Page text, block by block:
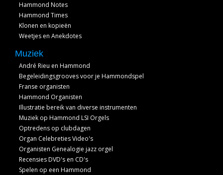
Hammond Notes
Hammond Times
Klonen en kopieën
Weetjes en Anekdotes
Muziek
André Rieu en Hammond
Begeleidingsgrooves voor je Hammondspel
Franse organisten
Hammond Organisten
Illustratie bereik van diverse instrumenten
Muziek op Hammond LSI Orgels
Optredens op clubdagen
Organ Celebreties Video's
Organisten Genealogie jazz orgel
Recensies DVD's en CD's
Spelen op een Hammond